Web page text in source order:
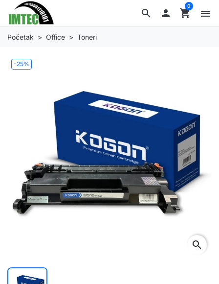
search  shopping_cart
0
menu
Početak Office Toneri
-25%
search